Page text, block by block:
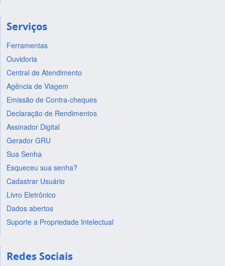
Serviços
Ferramentas
Ouvidoria
Central de Atendimento
Agência de Viagem
Emissão de Contra-cheques
Declaração de Rendimentos
Assinador Digital
Gerador GRU
Sua Senha
Esqueceu sua senha?
Cadastrar Usuário
Livro Eletrônico
Dados abertos
Suporte a Propriedade Intelectual
Redes Sociais